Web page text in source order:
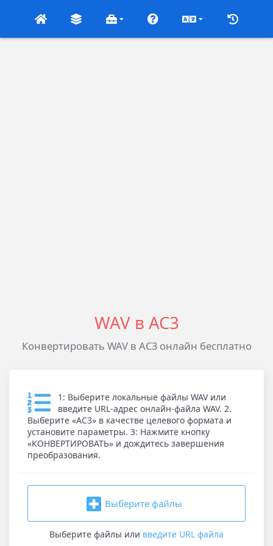
WAV в AC3
Конвертировать WAV в AC3 онлайн бесплатно
1: Выберите локальные файлы WAV или
введите URL-адрес онлайн-файла WAV. 2.
Выберите «AC3» в качестве целевого формата и
установите параметры. 3: Нажмите кнопку
«КОНВЕРТИРОВАТЬ» и дождитесь завершения
преобразования.
Выберите файлы
Выберите файлы или введите URL файла